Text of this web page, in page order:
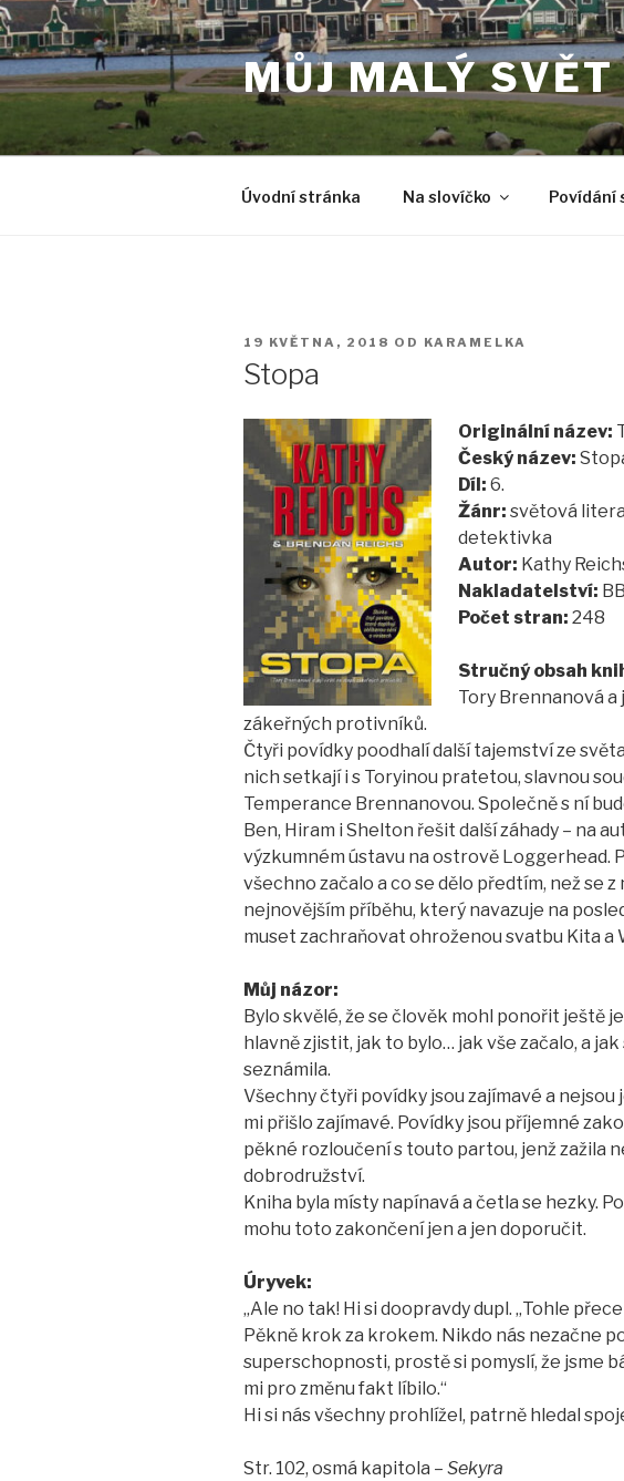
Přejít
k
obsahu
webu
MŮJ MALÝ SVĚT
Úvodní stránka Na slovíčko Povídání
PUBLIKOVÁNO
19 KVĚTNA, 2018 OD KARAMELKA
Stopa
Originální název:
Český název:
Díl: 6.
Žánr: světová
detektivka
Autor: Kathy
Nakladatelství:
Počet stran: 248
Stručný obsah
Tory Brennanová
zákeřných protivníků.
Čtyři povídky poodhalí další tajemství ze
nich setkají i s Toryinou pratetou, slavnou
Temperance Brennanovou. Společně s ní
Ben, Hiram i Shelton řešit další záhady – na
výzkumném ústavu na ostrově Loggerhead.
všechno začalo a co se dělo předtím, než se
nejnovějším příběhu, který navazuje na
muset zachraňovat ohroženou svatbu Kita a
Můj názor:
Bylo skvělé, že se člověk mohl ponořit ještě
hlavně zjistit, jak to bylo… jak vše začalo, a
seznámila.
Všechny čtyři povídky jsou zajímavé a nejsou
mi přišlo zajímavé. Povídky jsou příjemné
pěkné rozloučení s touto partou, jenž zažila
dobrodružství.
Kniha byla místy napínavá a četla se hezky.
mohu toto zakončení jen a jen doporučit.
Úryvek:
„Ale no tak! Hi si doopravdy dupl. „Tohle
Pěkně krok za krokem. Nikdo nás nezačne
superschopnosti, prostě si pomyslí, že jsme
mi pro změnu fakt líbilo.“
Hi si nás všechny prohlížel, patrně hledal
Str. 102, osmá kapitola – Sekyra